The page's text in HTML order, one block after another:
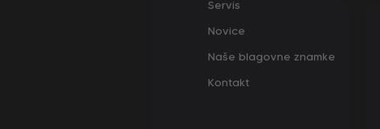
Servis
Novice
Naše blagovne znamke
Kontakt